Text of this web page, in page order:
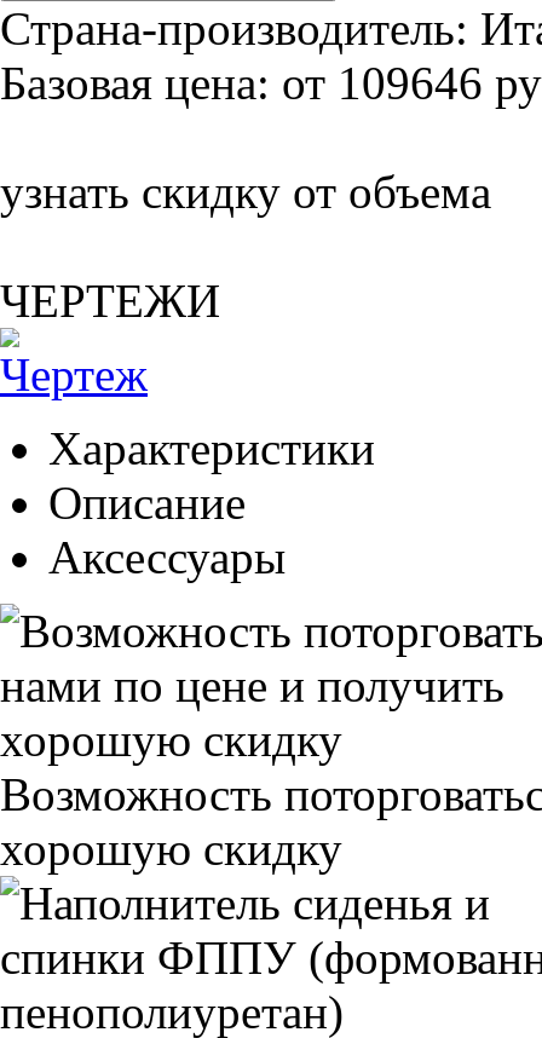
Страна-производитель:
Базовая цена: от 109646
узнать скидку от объема
ЧЕРТЕЖИ
Характеристики
Описание
Аксессуары
Возможность
хорошую скидку